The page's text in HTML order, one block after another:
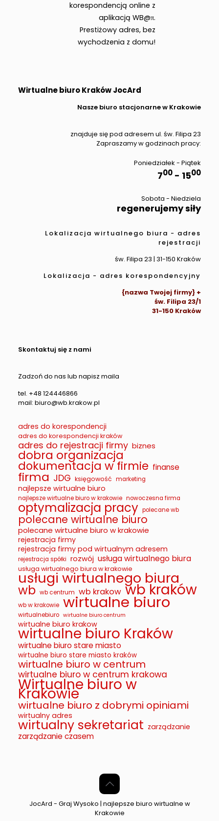
korespondencją online z
aplikacją WB@π.
Prestiżowy adres, bez
wychodzenia z domu!
Wirtualne biuro Kraków JocArd
Nasze biuro stacjonarne w Krakowie
znajduje się pod adresem ul. św. Filipa 23
Zapraszamy w godzinach pracy:
Poniedziałek - Piątek
700 - 1500
Sobota - Niedziela
regenerujemy siły
Lokalizacja wirtualnego biura - adres
rejestracji
św. Filipa 23 | 31-150 Kraków
Lokalizacja - adres korespondencyjny
{nazwa Twojej firmy} +
św. Filipa 23/1
31-150 Kraków
Skontaktuj się z nami
Zadzoń do nas lub napisz maila
tel. +48 124446866
mail: biuro@wb.krakow.pl
adres do korespondencji
adres do korespondencji kraków
adres do rejestracji firmy biznes
dobra organizacja
dokumentacja w firmie finanse
firma JDG księgowość marketing
najlepsze wirtualne biuro
najlepsze wirtualne biuro w krakowie nowoczesna firma
optymalizacja pracy polecane wb
polecane wirtualne biuro
polecane wirtualne biuro w krakowie
rejestracja firmy
rejestracja firmy pod wirtualnym adresem
rejestracja spółki rozwój usługa wirtualnego biura
usługa wirtualnego biura w krakowie
usługi wirtualnego biura
wb wb centrum wb krakow wb kraków
wb w krakowie wirtualne biuro
wirtualnebiuro wirtualne biuro centrum
wirtualne biuro krakow
wirtualne biuro Kraków
wirtualne biuro stare miasto
wirtualne biuro stare miasto kraków
wirtualne biuro w centrum
wirtualne biuro w centrum krakowa
Wirtualne biuro w
Krakowie
wirtualne biuro z dobrymi opiniami
wirtualny adres
wirtualny sekretariat zarządzanie
zarządzanie czasem
JocArd - Graj Wysoko | najlepsze biuro wirtualne w
Krakowie